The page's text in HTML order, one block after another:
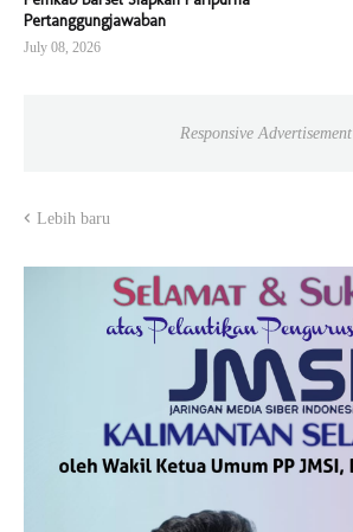
Pertanggungjawaban
July 08, 2026
Responsive Advertisement
Lebih baru